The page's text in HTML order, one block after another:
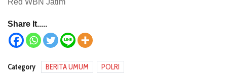
Red WBN Jatim
Share It.....
Category BERITA UMUM POLRI